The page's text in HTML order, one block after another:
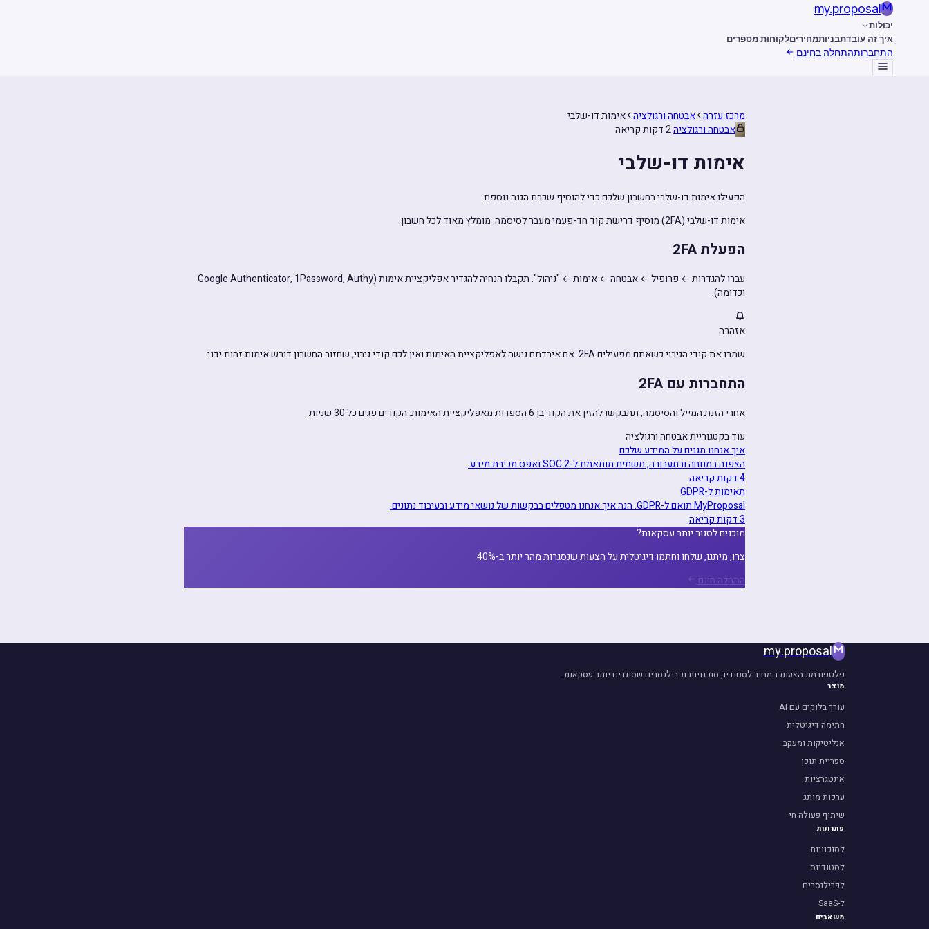
my.proposal
יכולות
איך זה עובדתבניותמחיריםלקוחות מספרים
התחברותהתחלה בחינם
מרכז עזרה אבטחה ורגולציה אימות דו-שלבי
אבטחה ורגולציה·2 דקות קריאה
אימות דו-שלבי
הפעילו אימות דו-שלבי בחשבון שלכם כדי להוסיף שכבת הגנה נוספת.
אימות דו-שלבי (2FA) מוסיף דרישת קוד חד-פעמי מעבר לסיסמה. מומלץ מאוד לכל חשבון.
הפעלת 2FA
עברו להגדרות ← פרופיל ← אבטחה ← אימות ← "ניהול". תקבלו הנחיה להגדיר אפליקציית אימות (Google Authenticator, 1Password, Authy
וכדומה).
אזהרה
שמרו את קודי הגיבוי כשאתם מפעילים 2FA. אם איבדתם גישה לאפליקציית האימות ואין לכם קודי גיבוי, שחזור החשבון דורש אימות זהות ידני.
התחברות עם 2FA
אחרי הזנת המייל והסיסמה, תתבקשו להזין את הקוד בן 6 הספרות מאפליקציית האימות. הקודים פגים כל 30 שניות.
עוד בקטגוריית אבטחה ורגולציה
איך אנחנו מגנים על המידע שלכם
הצפנה במנוחה ובתעבורה, תשתית מותאמת ל-SOC 2 ואפס מכירת מידע.
4 דקות קריאה
תאימות ל-GDPR
MyProposal תואם ל-GDPR. הנה איך אנחנו מטפלים בבקשות של נושאי מידע ובעיבוד נתונים.
3 דקות קריאה
מוכנים לסגור יותר עסקאות?
צרו, מיתגו, שלחו וחתמו דיגיטלית על הצעות שנסגרות מהר יותר ב-40%.
התחלה חינם
my.proposal
פלטפורמת הצעות המחיר לסטודיו, סוכנויות ופרילנסרים שסוגרים יותר עסקאות.
מוצר
עורך בלוקים עם AI
חתימה דיגיטלית
אנליטיקות ומעקב
ספריית תוכן
אינטגרציות
ערכות מותג
שיתוף פעולה חי
פתרונות
לסוכנויות
לסטודיוס
לפרילנסרים
ל-SaaS
משאבים